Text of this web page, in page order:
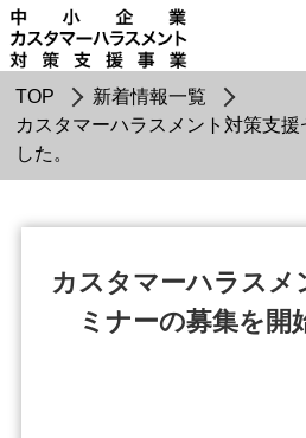
TOP
新着情報一覧
カスタマーハラスメント対策支
した。
カスタマーハラスメ
ミナーの募集を開